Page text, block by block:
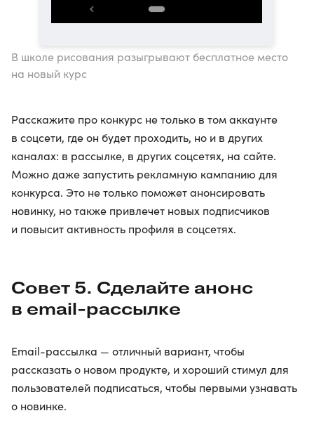
В школе рисования разыгрывают бесплатное место
на новый курс
Расскажите про конкурс не только в том аккаунте
в соцсети, где он будет проходить, но и в других
каналах: в рассылке, в других соцсетях, на сайте.
Можно даже запустить рекламную кампанию для
конкурса. Это не только поможет анонсировать
новинку, но также привлечет новых подписчиков
и повысит активность профиля в соцсетях.
Совет 5. Сделайте анонс
в email-рассылке
Email-рассылка — отличный вариант, чтобы
рассказать о новом продукте, и хороший стимул для
пользователей подписаться, чтобы первыми узнавать
о новинке.